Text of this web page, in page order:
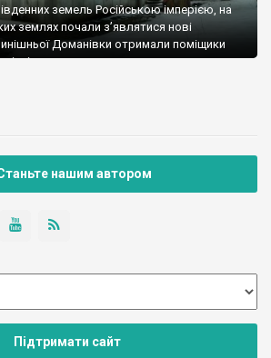
земель Російською імперією, на
землях почали з’являтися нові
Доманівки отримали поміщики
місці колишнього молдавського хутора
нашим автором
Підтримати сайт